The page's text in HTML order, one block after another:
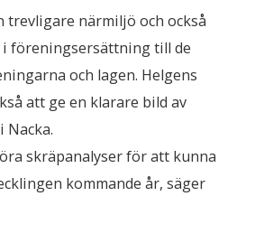
trevligare närmiljö och också
föreningsersättning till de
och lagen. Helgens
att ge en klarare bild av
skräpanalyser för att kunna
kommande år, säger